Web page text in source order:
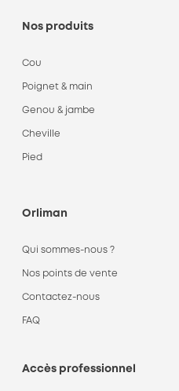
Nos produits
Cou
Poignet & main
Genou & jambe
Cheville
Pied
Orliman
Qui sommes-nous ?
Nos points de vente
Contactez-nous
FAQ
Accès professionnel